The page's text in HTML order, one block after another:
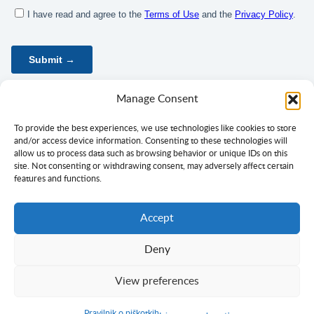
Manage Consent
To provide the best experiences, we use technologies like cookies to store
and/or access device information. Consenting to these technologies will
allow us to process data such as browsing behavior or unique IDs on this
site. Not consenting or withdrawing consent, may adversely affect certain
features and functions.
Accept
Deny
View preferences
Avtorske pravice in besedilo © Ciklopea